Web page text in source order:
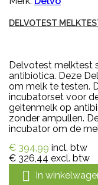
DELVOTEST
Delvotest melktest
antibiotica. Deze
om melk te testen.
incubatorset voor
geitenmelk op
zonder ampullen.
incubator om de
€ 394,99 incl. btw
€ 326,44 excl. btw
 In